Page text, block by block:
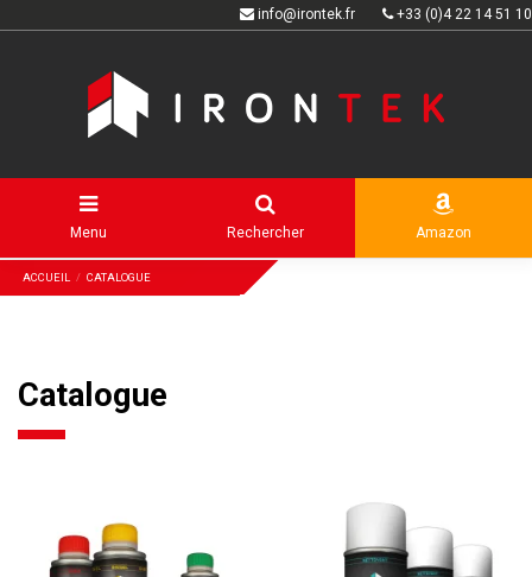
info@irontek.fr +33 (0)4 22 14 51 10
Menu Rechercher Amazon
ACCUEIL CATALOGUE
Catalogue